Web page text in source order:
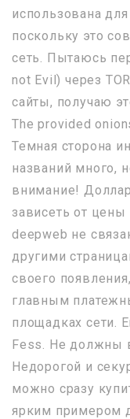
использована
поскольку это
сеть. Пытаюсь
not Evil) через
сайты, получаю
The provided
Темная сторона
названий много,
внимание!
зависеть от
deepweb не
другими
своего
главным
площадках сети.
Fess. Не должны
Недорогой и
можно сразу
ярким примером